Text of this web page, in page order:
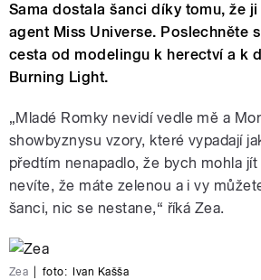
Sama dostala šanci díky tomu, že
agent Miss Universe. Poslechněte
cesta od modelingu k herectví a k
Burning Light.
„Mladé Romky nevidí vedle mě a
showbyznysu vzory, které vypadají
předtím nenapadlo, že bych mohla
nevíte, že máte zelenou a i vy
šanci, nic se nestane,“ říká Zea.
Zea foto: Ivan Kašša